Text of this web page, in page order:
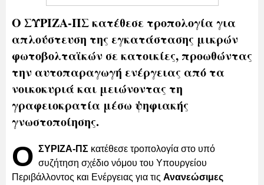
Ο ΣΥΡΙΖΑ-ΠΣ κατέθεσε τροπολογία για
απλούστευση της εγκατάστασης μικρών
φωτοβολταϊκών σε κατοικίες, προωθώντας
την αυτοπαραγωγή ενέργειας από τα
νοικοκυριά και μειώνοντας τη
γραφειοκρατία μέσω ψηφιακής
γνωστοποίησης.
Ο ΣΥΡΙΖΑ-ΠΣ κατέθεσε τροπολογία στο υπό
συζήτηση σχέδιο νόμου του Υπουργείου
Περιβάλλοντος και Ενέργειας για τις Ανανεώσιμες